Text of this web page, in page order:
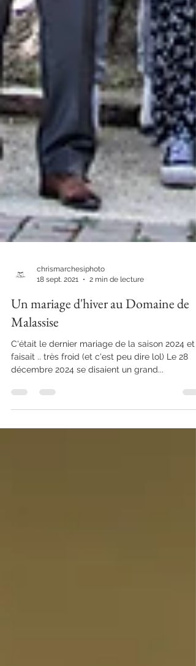
18 sept. 2021
2 min de lecture
Un mariage d'hiver au Domaine de
Malassise
C'était le dernier mariage de la saison 2024 et il
décembre 2024 se disaient un grand...